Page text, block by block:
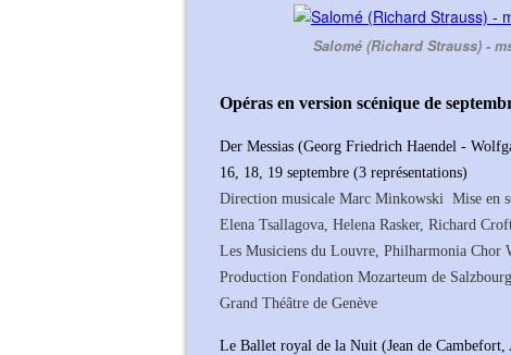
Salomé (Richard Strauss) -
Opéras en version scénique de
Der Messias (Georg Friedrich Haendel -
16, 18, 19 septembre (3 représentations)
Direction musicale Marc Minkowski Mise en
Elena Tsallagova, Helena Rasker, Richard
Les Musiciens du Louvre, Philharmonia Chor
Production Fondation Mozarteum de
Grand Théâtre de Genève
Le Ballet royal de la Nuit (Jean de